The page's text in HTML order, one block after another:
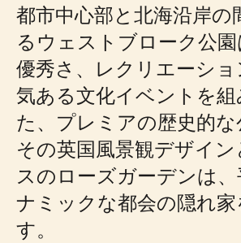
都市中心部と北海沿岸の
るウェストブローク公
優秀さ、レクリエーシ
気ある文化イベントを
た、プレミアの歴史的な
その英国風景観デザイン
スのローズガーデンは
ナミックな都会の隠れ家
す。